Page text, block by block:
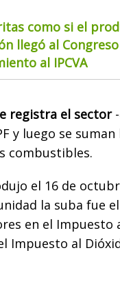
como si el
llegó al
al IPCVA
registra el sector-
y luego se suman
combustibles.
el 16 de
la suba fue
en el Impuesto
Impuesto al